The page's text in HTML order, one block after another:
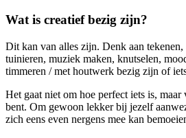
Wat is creatief bezig zijn?
Dit kan van alles zijn. Denk aan tekenen,
tuinieren, muziek maken, knutselen,
timmeren / met houtwerk bezig zijn of
Het gaat niet om hoe perfect iets is,
bent. Om gewoon lekker bij jezelf
zich eens even nergens mee kan